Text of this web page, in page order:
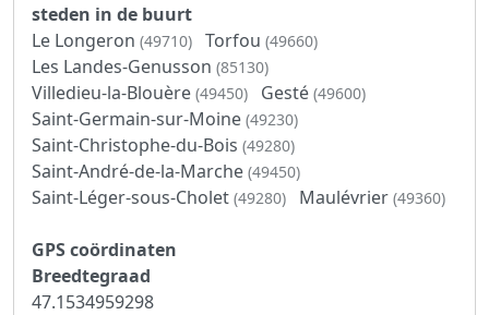
steden in de buurt
Le Longeron (49710) Torfou (49660)
Les Landes-Genusson (85130)
Villedieu-la-Blouère (49450) Gesté (49600)
Saint-Germain-sur-Moine (49230)
Saint-Christophe-du-Bois (49280)
Saint-André-de-la-Marche (49450)
Saint-Léger-sous-Cholet (49280) Maulévrier (49360)
GPS coördinaten
Breedtegraad
47.1534959298